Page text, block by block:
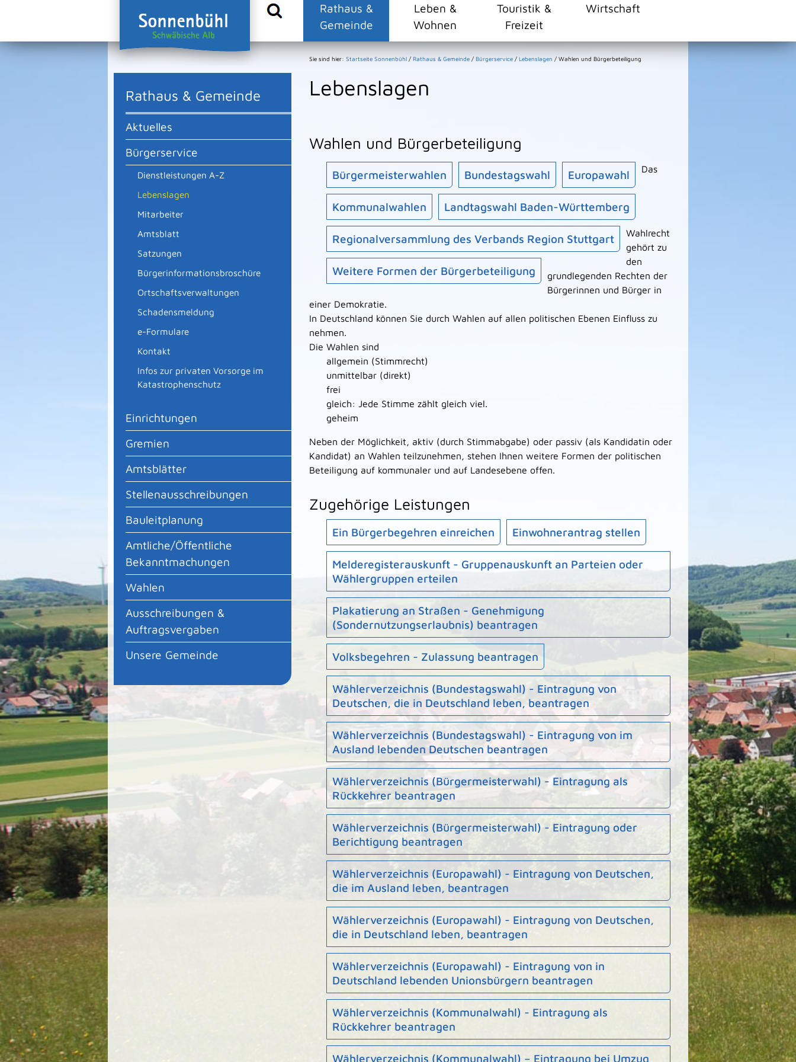
Rathaus &
Gemeinde
Leben &
Wohnen
Touristik &
Freizeit
Wirtschaft
Rathaus & Gemeinde
Aktuelles
Bürgerservice
Dienstleistungen A-Z
Lebenslagen
Mitarbeiter
Amtsblatt
Satzungen
Bürgerinformationsbroschüre
Ortschaftsverwaltungen
Schadensmeldung
e-Formulare
Kontakt
Infos zur privaten Vorsorge im
Katastrophenschutz
Einrichtungen
Gremien
Amtsblätter
Stellenausschreibungen
Bauleitplanung
Amtliche/Öffentliche
Bekanntmachungen
Wahlen
Ausschreibungen &
Auftragsvergaben
Unsere Gemeinde
Sie sind hier: Startseite Sonnenbühl / Rathaus & Gemeinde / Bürgerservice / Lebenslagen / Wahlen und Bürgerbeteiligung
Lebenslagen
Wahlen und Bürgerbeteiligung
Bürgermeisterwahlen Bundestagswahl Europawahl
Kommunalwahlen Landtagswahl Baden-Württemberg
Regionalversammlung des Verbands Region Stuttgart
Weitere Formen der Bürgerbeteiligung
Das
Wahlrecht
gehört zu
den
grundlegenden Rechten der
Bürgerinnen und Bürger in
einer Demokratie.
In Deutschland können Sie durch Wahlen auf allen politischen Ebenen Einfluss zu
nehmen.
Die Wahlen sind
allgemein (Stimmrecht)
unmittelbar (direkt)
frei
gleich: Jede Stimme zählt gleich viel.
geheim
Neben der Möglichkeit, aktiv (durch Stimmabgabe) oder passiv (als Kandidatin oder
Kandidat) an Wahlen teilzunehmen, stehen Ihnen weitere Formen der politischen
Beteiligung auf kommunaler und auf Landesebene offen.
Zugehörige Leistungen
Ein Bürgerbegehren einreichen Einwohnerantrag stellen
Melderegisterauskunft - Gruppenauskunft an Parteien oder
Wählergruppen erteilen
Plakatierung an Straßen - Genehmigung
(Sondernutzungserlaubnis) beantragen
Volksbegehren - Zulassung beantragen
Wählerverzeichnis (Bundestagswahl) - Eintragung von
Deutschen, die in Deutschland leben, beantragen
Wählerverzeichnis (Bundestagswahl) - Eintragung von im
Ausland lebenden Deutschen beantragen
Wählerverzeichnis (Bürgermeisterwahl) - Eintragung als
Rückkehrer beantragen
Wählerverzeichnis (Bürgermeisterwahl) - Eintragung oder
Berichtigung beantragen
Wählerverzeichnis (Europawahl) - Eintragung von Deutschen,
die im Ausland leben, beantragen
Wählerverzeichnis (Europawahl) - Eintragung von Deutschen,
die in Deutschland leben, beantragen
Wählerverzeichnis (Europawahl) - Eintragung von in
Deutschland lebenden Unionsbürgern beantragen
Wählerverzeichnis (Kommunalwahl) - Eintragung als
Rückkehrer beantragen
Wählerverzeichnis (Kommunalwahl) – Eintragung bei Umzug